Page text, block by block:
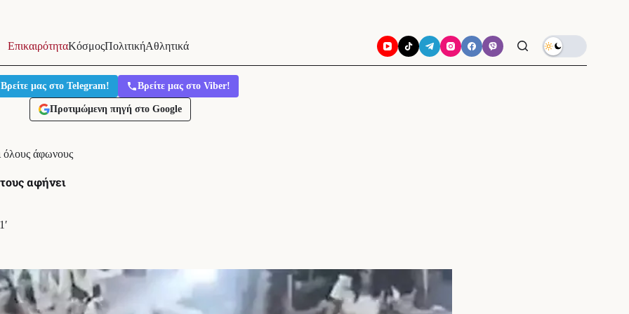
ΕπικαιρότηταΚόσμοςΠολιτικήΑθλητικά
Βρείτε μας στο Telegram! Βρείτε μας στο Viber!
Προτιμώμενη πηγή στο Google
όλους άφωνους
αφήνει
1′